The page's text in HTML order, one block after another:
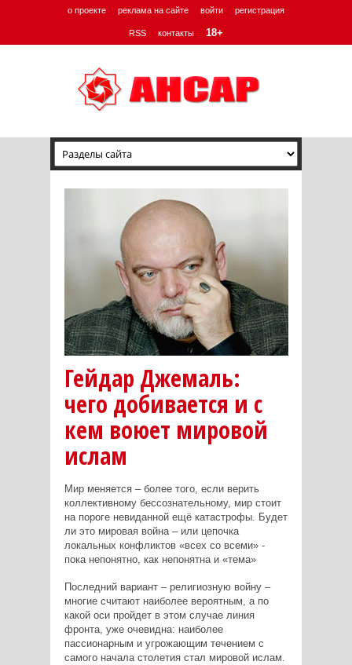
о проекте реклама на сайте войти регистрация
RSS контакты 18+
Гейдар Джемаль:
чего добивается и с
кем воюет мировой
ислам
Мир меняется – более того, если верить
коллективному бессознательному, мир стоит
на пороге невиданной ещё катастрофы. Будет
ли это мировая война – или цепочка
локальных конфликтов «всех со всеми» -
пока непонятно, как непонятна и «тема»
Последний вариант – религиозную войну –
многие считают наиболее вероятным, а по
какой оси пройдет в этом случае линия
фронта, уже очевидна: наиболее
пассионарным и угрожающим течением с
самого начала столетия стал мировой ислам.